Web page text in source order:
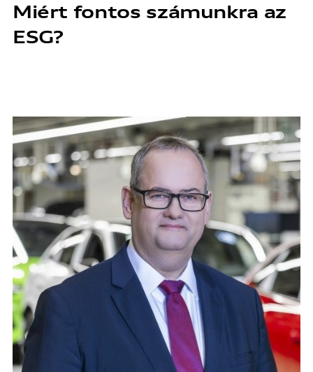
Miért fontos számunkra az
ESG?